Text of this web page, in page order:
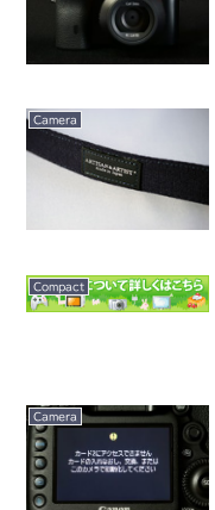
Camera
Compact
Camera